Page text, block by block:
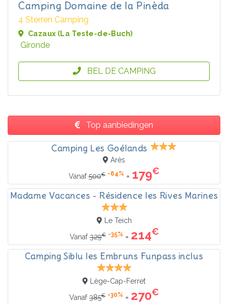
Camping Domaine de la Pinèda
4 Sterren Camping
Cazaux (La Teste-de-Buch)
Gironde
BEL DE CAMPING
Top aanbiedingen
Camping Les Goélands
Arès
Vanaf500€ -64% = 179€
Madame Vacances - Résidence les Rives Marines
Le Teich
Vanaf329€ -35% = 214€
Camping Siblu les Embruns Funpass inclus
Lège-Cap-Ferret
Vanaf385€ -30% = 270€